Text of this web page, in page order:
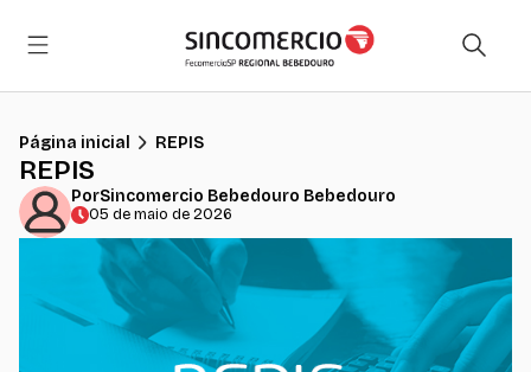
Página inicial REPIS
REPIS
PorSincomercio Bebedouro Bebedouro
05 de maio de 2026